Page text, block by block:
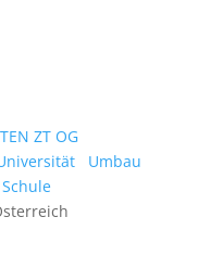
ZT OG
Umbau
Schule